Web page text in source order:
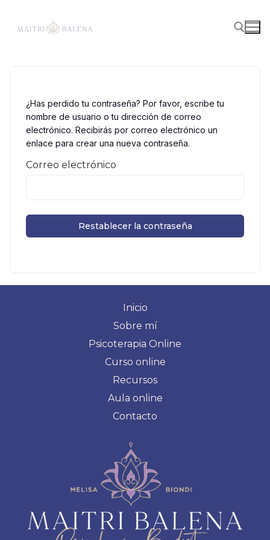
¿Has perdido tu contraseña? Por favor, escribe tu
nombre de usuario o tu dirección de correo
electrónico. Recibirás por correo electrónico un
enlace para crear una nueva contraseña.
Correo electrónico
Restablecer la contraseña
Inicio
Sobre mí
Psicoterapia Online
Curso online
Recursos
Aula online
Contacto